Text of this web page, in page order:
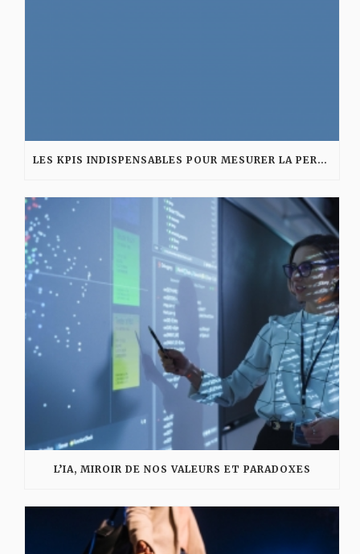
LES KPIS INDISPENSABLES POUR MESURER LA PERFORMANCE D’UNE AGENCE DIGITALE
L’IA, MIROIR DE NOS VALEURS ET PARADOXES